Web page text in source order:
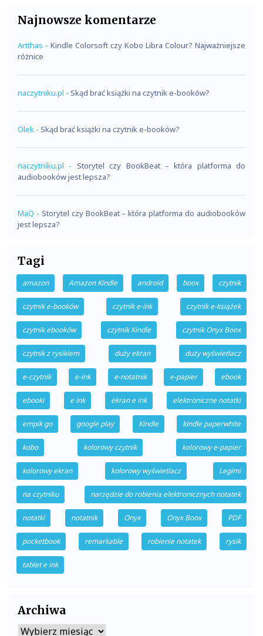
Najnowsze komentarze
Artthas - Kindle Colorsoft czy Kobo Libra Colour? Najważniejsze
różnice
naczytniku.pl - Skąd brać książki na czytnik e-booków?
Olek - Skąd brać książki na czytnik e-booków?
naczytniku.pl - Storytel czy BookBeat – która platforma do
audiobooków jest lepsza?
MaQ - Storytel czy BookBeat – która platforma do audiobooków
jest lepsza?
Tagi
amazon Amazon Kindle android boox czytnik
czytnik e-booków czytnik e-ink czytnik e-książek
czytnik ebooków czytnik Kindle czytnik Onyx Boox
czytnik z rysikiem duży ekran duży wyświetlacz
e-czytnik e-ink e-notatnik e-papier ebook
ebooki e ink ekran e ink elektroniczne notatki
empik go google play Kindle kindle paperwhite
kobo kolorowy czytnik kolorowy e-papier
kolorowy ekran kolorowy wyświetlacz Legimi
na czytniku narzędzie do robienia elektronicznych notatek
notatki notatnik Onyx Onyx Boox PDF
pocketbook remarkable robienie notatek rysik
tablet e ink
Archiwa
Archiwa